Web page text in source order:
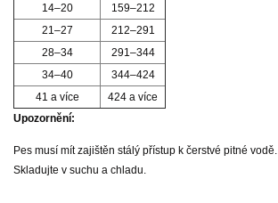
14–20
159–212
21–27
212–291
28–34
291–344
34–40
344–424
41 a více
424 a více
Upozornění:
Pes musí mít zajištěn stálý přístup k čerstvé pitné vodě.
Skladujte v suchu a chladu.